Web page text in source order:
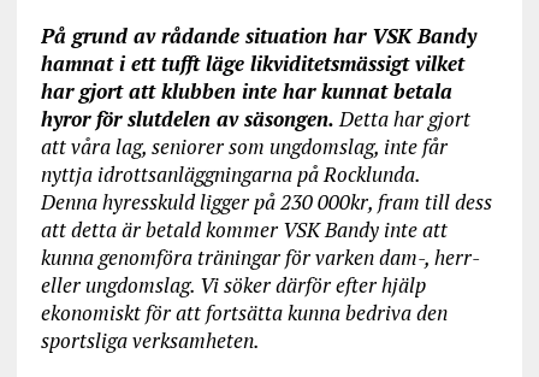
På grund av rådande situation har VSK Bandy
hamnat i ett tufft läge likviditetsmässigt vilket
har gjort att klubben inte har kunnat betala
hyror för slutdelen av säsongen.Detta har gjort
att våra lag, seniorer som ungdomslag, inte får
nyttja idrottsanläggningarna på Rocklunda.
Denna hyresskuld ligger på 230 000kr, fram till dess
att detta är betald kommer VSK Bandy inte att
kunna genomföra träningar för varken dam-, herr-
eller ungdomslag. Vi söker därför efter hjälp
ekonomiskt för att fortsätta kunna bedriva den
sportsliga verksamheten.